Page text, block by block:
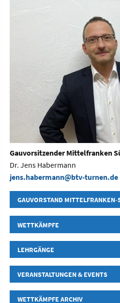
Gauvorsitzender Mittelfranken
Dr. Jens Habermann
jens.habermann@btv-turnen.de
GAUVORSTAND MITTELFRANKEN-
WETTKÄMPFE
LEHRGÄNGE
VERANSTALTUNGEN & EVENTS
WETTKÄMPFE ARCHIV